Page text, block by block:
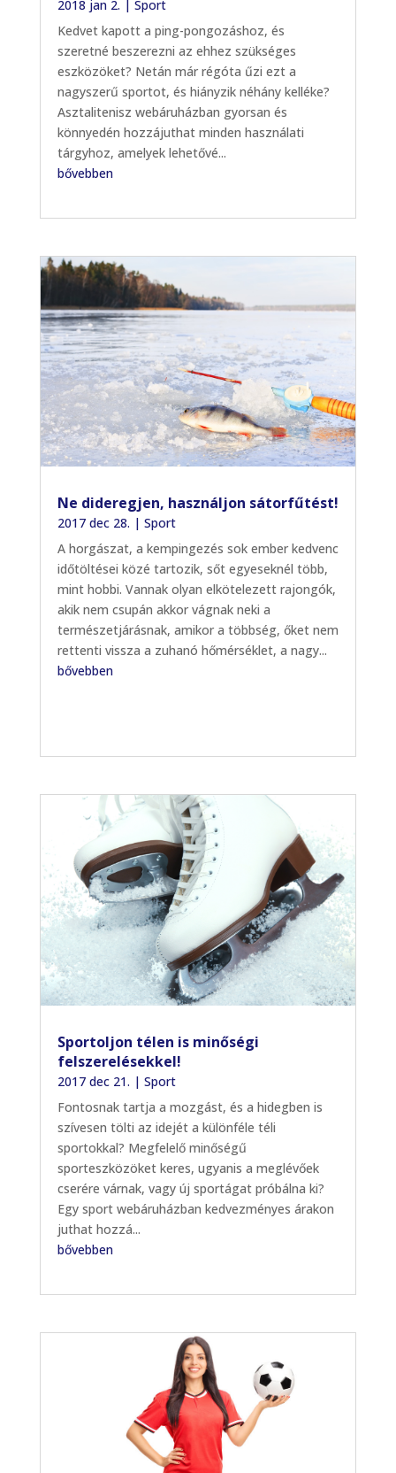
2018 jan 2.
Sport
Kedvet kapott a ping-pongozáshoz, és
szeretné beszerezni az ehhez szükséges
eszközöket? Netán már régóta űzi ezt a
nagyszerű sportot, és hiányzik néhány kelléke?
Asztalitenisz webáruházban gyorsan és
könnyedén hozzájuthat minden használati
tárgyhoz, amelyek lehetővé...
bővebben
Ne dideregjen, használjon sátorfűtést!
2017 dec 28. | Sport
A horgászat, a kempingezés sok ember kedvenc
időtöltései közé tartozik, sőt egyeseknél több,
mint hobbi. Vannak olyan elkötelezett rajongók,
akik nem csupán akkor vágnak neki a
természetjárásnak, amikor a többség, őket nem
rettenti vissza a zuhanó hőmérséklet, a nagy...
bővebben
Sportoljon télen is minőségi
felszerelésekkel!
2017 dec 21. | Sport
Fontosnak tartja a mozgást, és a hidegben is
szívesen tölti az idejét a különféle téli
sportokkal? Megfelelő minőségű
sporteszközöket keres, ugyanis a meglévőek
cserére várnak, vagy új sportágat próbálna ki?
Egy sport webáruházban kedvezményes árakon
juthat hozzá...
bővebben